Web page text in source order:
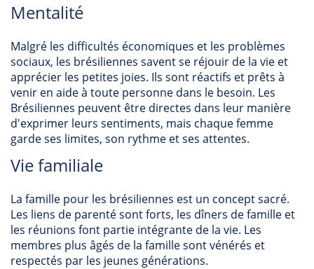
Mentalité
Malgré les difficultés économiques et les problèmes
sociaux, les brésiliennes savent se réjouir de la vie et
apprécier les petites joies. Ils sont réactifs et prêts à
venir en aide à toute personne dans le besoin. Les
Brésiliennes peuvent être directes dans leur manière
d'exprimer leurs sentiments, mais chaque femme
garde ses limites, son rythme et ses attentes.
Vie familiale
La famille pour les brésiliennes est un concept sacré.
Les liens de parenté sont forts, les dîners de famille et
les réunions font partie intégrante de la vie. Les
membres plus âgés de la famille sont vénérés et
respectés par les jeunes générations.